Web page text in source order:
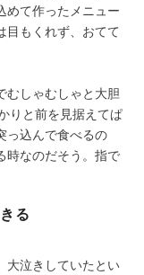
めて作ったメニュー
目もくれず、おてて
むしゃむしゃと大胆
りと前を見据えてぱ
っ込んで食べるの
時なのだそう。指で
る
大泣きしていたとい